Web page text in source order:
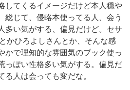
してくるイメージだけど本人穏や
総じて、侵略本使ってる人、会う
多い気がする、偏見だけど。セサ
かひろよしさんとか、そんな感
かで理知的な雰囲気のブック使っ
っぽい性格多い気がする。偏見だ
る人は会っても変だな。